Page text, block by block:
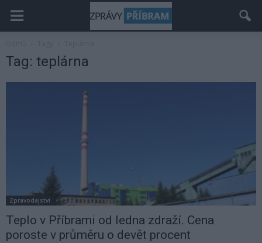
Tag: teplárna
Zpravodajství
Teplo v Příbrami od ledna zdraží. Cena
poroste v průměru o devět procent